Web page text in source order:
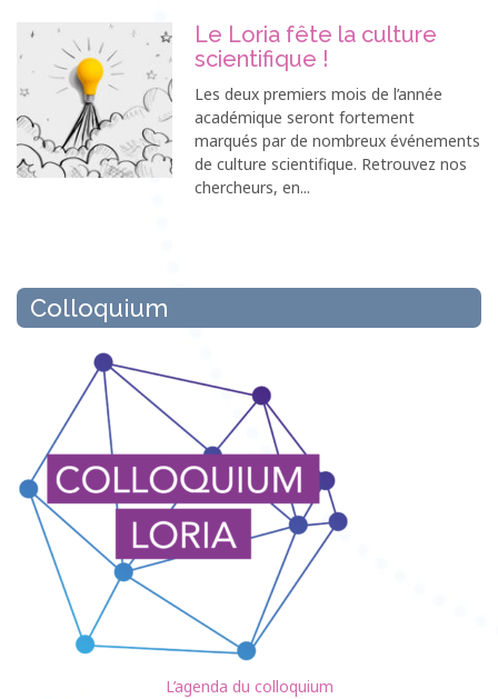
Le Loria fête la culture
scientifique !
Les deux premiers mois de l’année
académique seront fortement
marqués par de nombreux événements
de culture scientifique. Retrouvez nos
chercheurs, en...
Colloquium
L’agenda du colloquium